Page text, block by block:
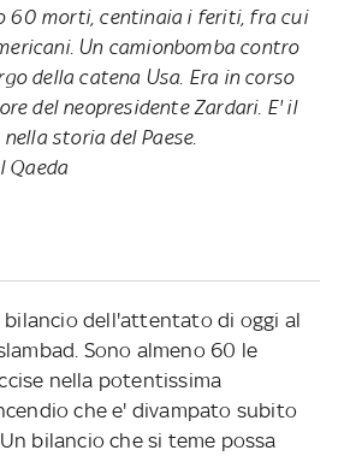
60 morti, centinaia i feriti, fra cui
Un camionbomba contro
della catena Usa. Era in corso
del neopresidente Zardari. E' il
storia del Paese.
Qaeda
bilancio dell'attentato di oggi al
Sono almeno 60 le
nella potentissima
che e' divampato subito
bilancio che si teme possa